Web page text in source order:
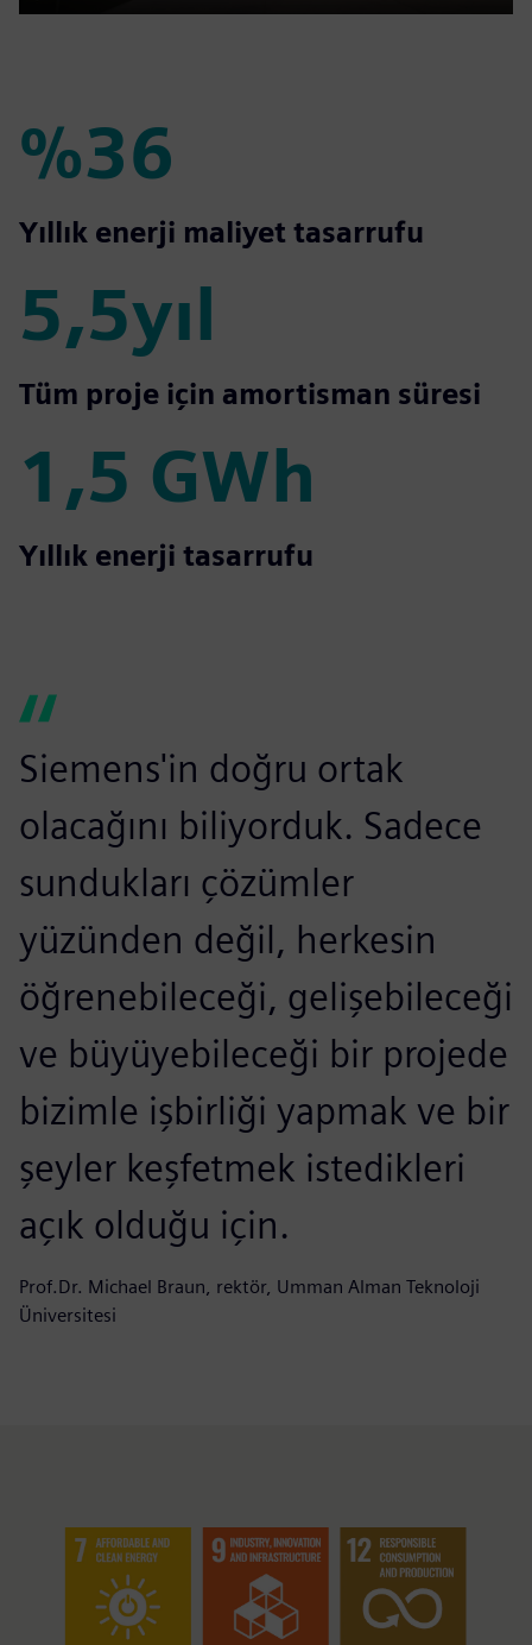
Play Mute Settings
PIP
Enter
%36
%36
Yıllık enerji maliyet tasarrufu
5,5yıl
5,5yıl
Tüm proje için amortisman süresi
1,5 GWh
1,5 GWh
Yıllık enerji tasarrufu
Siemens'in doğru ortak
olacağını biliyorduk. Sadece
sundukları çözümler
yüzünden değil, herkesin
öğrenebileceği, gelişebileceği
ve büyüyebileceği bir projede
bizimle işbirliği yapmak ve bir
şeyler keşfetmek istedikleri
açık olduğu için.
Prof.Dr. Michael Braun, rektör, Umman Alman Teknoloji
Üniversitesi